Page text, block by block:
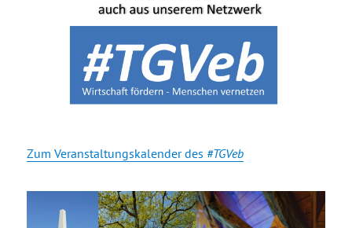
Zum Veranstaltungskalender des #TGVeb